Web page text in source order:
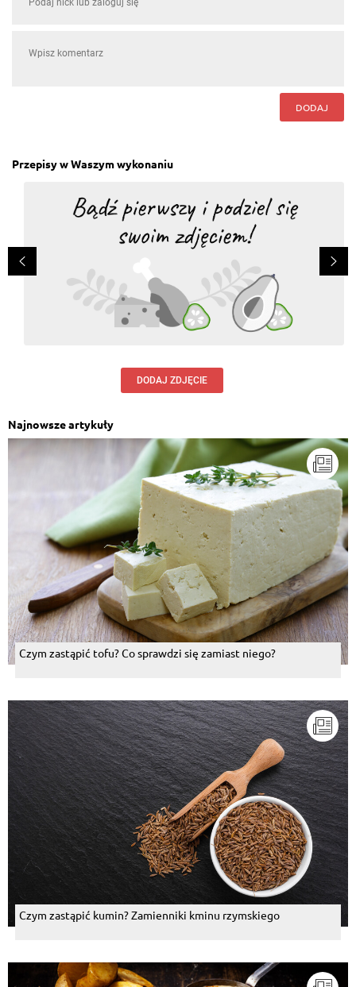
DODAJ
Przepisy w Waszym wykonaniu
DODAJ ZDJĘCIE
Najnowsze artykuły
Czym zastąpić tofu? Co sprawdzi się zamiast niego?
Czym zastąpić kumin? Zamienniki kminu rzymskiego